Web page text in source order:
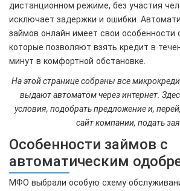
дистанционном режиме, без участия
исключает задержки и ошибки.
займов онлайн имеет свои особенности
которые позволяют взять кредит в
минут в комфортной обстановке.
На этой странице собраны все
выдают автоматом через интернет.
условия, подобрать предложение и,
сайт компании, подать
Особенности займов с
автоматическим
МФО выбрали особую схему